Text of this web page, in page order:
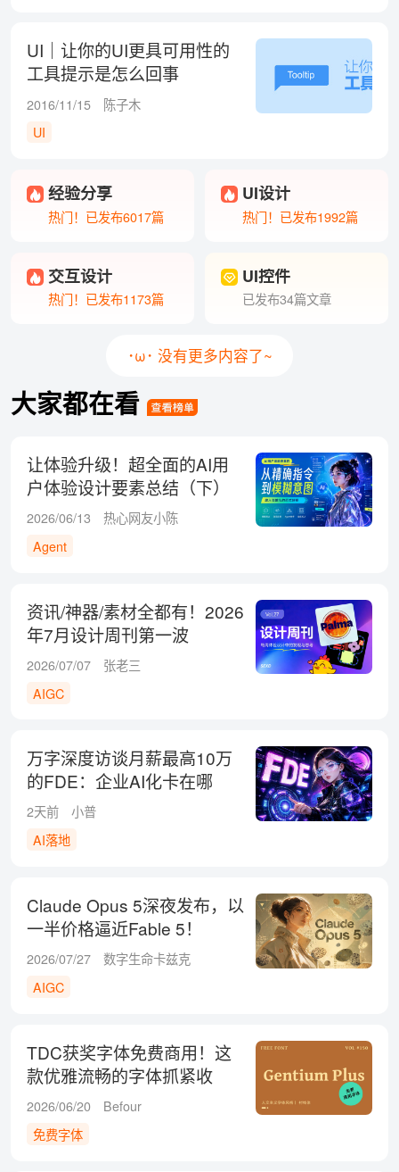
UI｜让你的UI更具可用性的
工具提示是怎么回事
2016/11/15
陈子木
UI
经验分享
热门！已发布6017篇
UI设计
热门！已发布1992篇
交互设计
热门！已发布1173篇
UI控件
已发布34篇文章
･ω･ 没有更多内容了~
大家都在看
让体验升级！超全面的AI用
户体验设计要素总结（下）
2026/06/13
热心网友小陈
Agent
资讯/神器/素材全都有！2026
年7月设计周刊第一波
2026/07/07
张老三
AIGC
万字深度访谈月薪最高10万
的FDE：企业AI化卡在哪
了？
2天前
小普
AI落地
Claude Opus 5深夜发布，以
一半价格逼近Fable 5！
2026/07/27
数字生命卡兹克
AIGC
TDC获奖字体免费商用！这
款优雅流畅的字体抓紧收
藏！
2026/06/20
Befour
免费字体